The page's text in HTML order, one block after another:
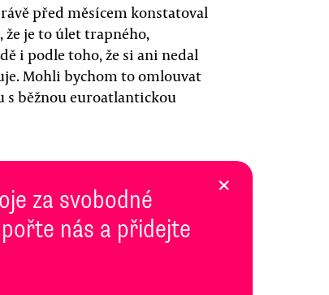
před měsícem konstatoval
že je to úlet trapného,
i podle toho, že si ani nedal
Mohli bychom to omlouvat
s běžnou euroatlantickou
za svobodné
nás a přidejte
×